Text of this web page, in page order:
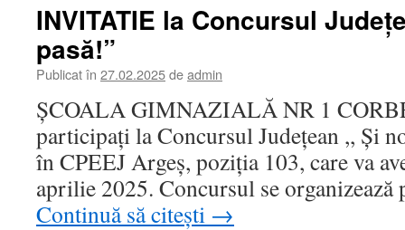
INVITATIE la Concursul
pasă!”
Publicat în 27.02.2025deadmin
ȘCOALA GIMNAZIALĂ NR 1
participați la Concursul Județean ,, Și
în CPEEJ Argeș, poziția 103, care va
aprilie 2025. Concursul se
Continuă să citești →